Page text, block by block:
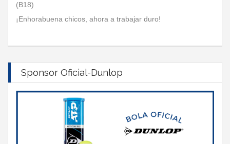
(B18)
¡Enhorabuena chicos, ahora a trabajar duro!
Sponsor Oficial-Dunlop